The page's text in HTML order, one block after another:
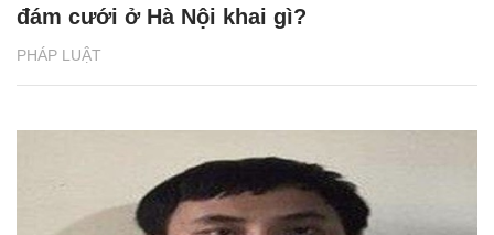
PHÁP LUẬT
đám cưới ở Hà Nội khai gì?